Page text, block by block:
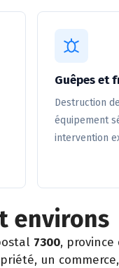
Guêpes et
Destruction
équipement
intervention
environs
7300, province
un